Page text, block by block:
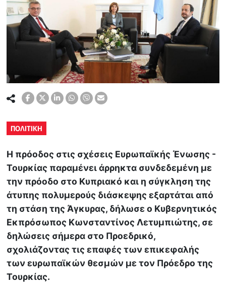
ΠΟΛΙΤΙΚΗ
Η πρόοδος στις σχέσεις Ευρωπαϊκής Ένωσης -
Τουρκίας παραμένει άρρηκτα συνδεδεμένη με
την πρόοδο στο Κυπριακό και η σύγκληση της
άτυπης πολυμερούς διάσκεψης εξαρτάται από
τη στάση της Άγκυρας, δήλωσε ο Κυβερνητικός
Εκπρόσωπος Κωνσταντίνος Λετυμπιώτης, σε
δηλώσεις σήμερα στο Προεδρικό,
σχολιάζοντας τις επαφές των επικεφαλής
των ευρωπαϊκών θεσμών με τον Πρόεδρο της
Τουρκίας.